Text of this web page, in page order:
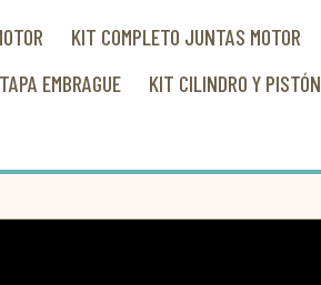
KIT COMPLETO JUNTAS MOTOR
EMBRAGUE KIT CILINDRO Y PISTÓN